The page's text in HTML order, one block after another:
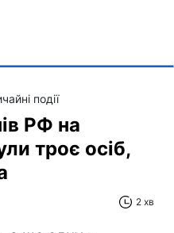
події
РФ на
троє осіб,
2 хв